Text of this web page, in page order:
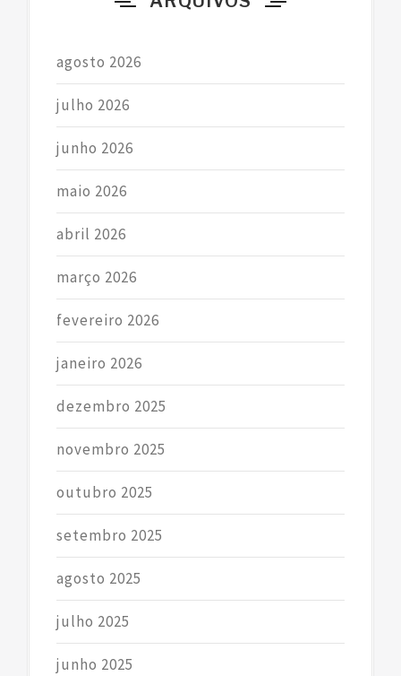
agosto 2026
julho 2026
junho 2026
maio 2026
abril 2026
março 2026
fevereiro 2026
janeiro 2026
dezembro 2025
novembro 2025
outubro 2025
setembro 2025
agosto 2025
julho 2025
junho 2025